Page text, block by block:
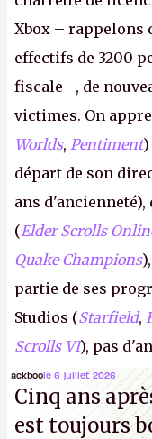
Xbox – rappelons
effectifs de 3200
fiscale –, de
victimes. On
Worlds, Pentiment)
départ de son
ans d'ancienneté),
(Elder Scrolls
Quake Champions
partie de ses
Studios (Starfield,
Scrolls VI), pas
Microsoft, mais le
de nombreux
ackboole 6 juillet 2026
Cinq ans
est toujours